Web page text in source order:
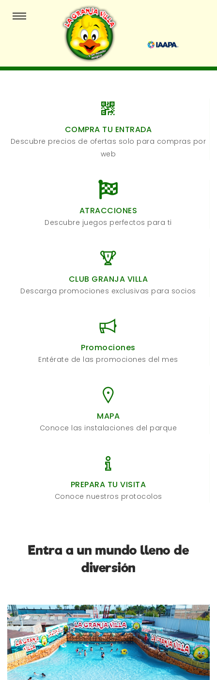
COMPRA TU ENTRADA
Descubre precios de ofertas solo para compras por
web
ATRACCIONES
Descubre juegos perfectos para ti
CLUB GRANJA VILLA
Descarga promociones exclusivas para socios
Promociones
Entérate de las promociones del mes
MAPA
Conoce las instalaciones del parque
PREPARA TU VISITA
Conoce nuestros protocolos
Entra a un mundo lleno de
diversión